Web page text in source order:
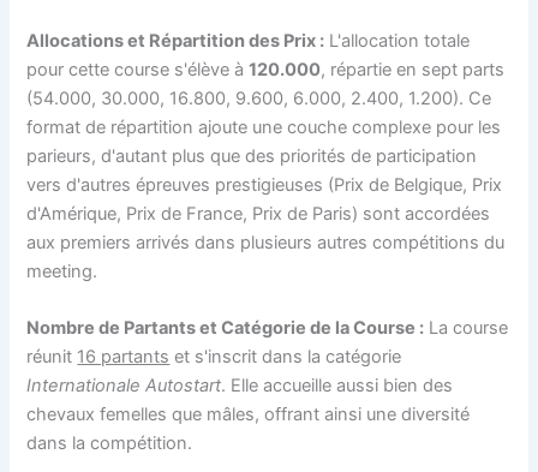
Allocations et Répartition des Prix : L'allocation totale
pour cette course s'élève à120.000, répartie en sept parts
(54.000, 30.000, 16.800, 9.600, 6.000, 2.400, 1.200). Ce
format de répartition ajoute une couche complexe pour les
parieurs, d'autant plus que des priorités de participation
vers d'autres épreuves prestigieuses (Prix de Belgique, Prix
d'Amérique, Prix de France, Prix de Paris) sont accordées
aux premiers arrivés dans plusieurs autres compétitions du
meeting.
Nombre de Partants et Catégorie de la Course : La course
réunit 16 partants et s'inscrit dans la catégorie
Internationale Autostart. Elle accueille aussi bien des
chevaux femelles que mâles, offrant ainsi une diversité
dans la compétition.